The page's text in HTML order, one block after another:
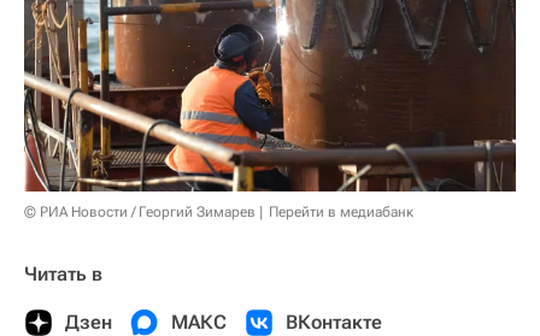
© РИА Новости / Георгий Зимарев Перейти в медиабанк
Читать в
Дзен МАКС ВКонтакте